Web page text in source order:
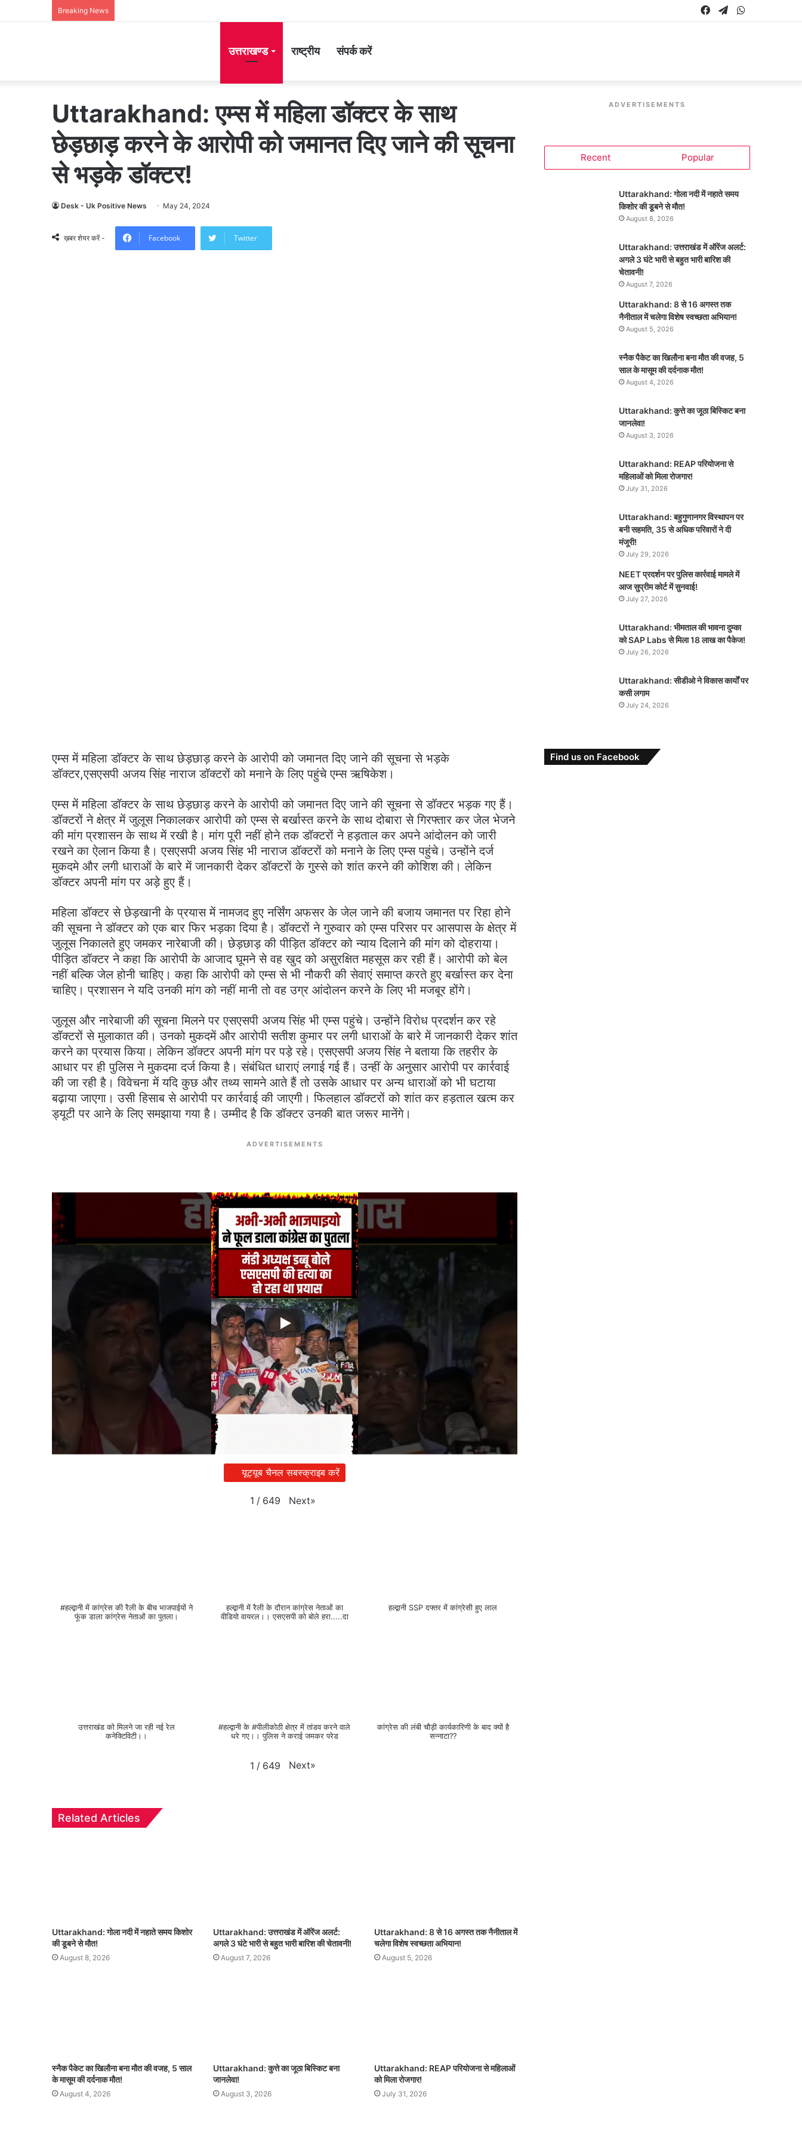
Breaking News Telegram
Facebook
उत्तराखण्ड राष्ट्रीय संपर्क करें
Uttarakhand: एम्स में महिला डॉक्टर के साथ
छेड़छाड़ करने के आरोपी को जमानत दिए जाने की सूचना
से भड़के डॉक्टर!
Desk - Uk Positive News May 24, 2024
ख़बर शेयर करें - Facebook Twitter
एम्स में महिला डॉक्टर के साथ छेड़छाड़ करने के आरोपी को जमानत दिए जाने की सूचना से भड़के
डॉक्टर,एसएसपी अजय सिंह नाराज डॉक्टरों को मनाने के लिए पहुंचे एम्स ऋषिकेश।
एम्स में महिला डॉक्टर के साथ छेड़छाड़ करने के आरोपी को जमानत दिए जाने की सूचना से डॉक्टर भड़क गए हैं।
डॉक्टरों ने क्षेत्र में जुलूस निकालकर आरोपी को एम्स से बर्खास्त करने के साथ दोबारा से गिरफ्तार कर जेल भेजने
की मांग प्रशासन के साथ में रखी है। मांग पूरी नहीं होने तक डॉक्टरों ने हड़ताल कर अपने आंदोलन को जारी
रखने का ऐलान किया है। एसएसपी अजय सिंह भी नाराज डॉक्टरों को मनाने के लिए एम्स पहुंचे। उन्होंने दर्ज
मुकदमे और लगी धाराओं के बारे में जानकारी देकर डॉक्टरों के गुस्से को शांत करने की कोशिश की। लेकिन
डॉक्टर अपनी मांग पर अड़े हुए हैं।
महिला डॉक्टर से छेड़खानी के प्रयास में नामजद हुए नर्सिंग अफसर के जेल जाने की बजाय जमानत पर रिहा होने
की सूचना ने डॉक्टर को एक बार फिर भड़का दिया है। डॉक्टरों ने गुरुवार को एम्स परिसर पर आसपास के क्षेत्र में
जुलूस निकालते हुए जमकर नारेबाजी की। छेड़छाड़ की पीड़ित डॉक्टर को न्याय दिलाने की मांग को दोहराया।
पीड़ित डॉक्टर ने कहा कि आरोपी के आजाद घूमने से वह खुद को असुरक्षित महसूस कर रही हैं। आरोपी को बेल
नहीं बल्कि जेल होनी चाहिए। कहा कि आरोपी को एम्स से भी नौकरी की सेवाएं समाप्त करते हुए बर्खास्त कर देना
चाहिए। प्रशासन ने यदि उनकी मांग को नहीं मानी तो वह उग्र आंदोलन करने के लिए भी मजबूर होंगे।
जुलूस और नारेबाजी की सूचना मिलने पर एसएसपी अजय सिंह भी एम्स पहुंचे। उन्होंने विरोध प्रदर्शन कर रहे
डॉक्टरों से मुलाकात की। उनको मुकदमें और आरोपी सतीश कुमार पर लगी धाराओं के बारे में जानकारी देकर शांत
करने का प्रयास किया। लेकिन डॉक्टर अपनी मांग पर पड़े रहे। एसएसपी अजय सिंह ने बताया कि तहरीर के
आधार पर ही पुलिस ने मुकदमा दर्ज किया है। संबंधित धाराएं लगाई गई हैं। उन्हीं के अनुसार आरोपी पर कार्रवाई
की जा रही है। विवेचना में यदि कुछ और तथ्य सामने आते हैं तो उसके आधार पर अन्य धाराओं को भी घटाया
बढ़ाया जाएगा। उसी हिसाब से आरोपी पर कार्रवाई की जाएगी। फिलहाल डॉक्टरों को शांत कर हड़ताल खत्म कर
ड्यूटी पर आने के लिए समझाया गया है। उम्मीद है कि डॉक्टर उनकी बात जरूर मानेंगे।
ADVERTISEMENTS
यूट्यूब चैनल सबस्क्राइब करें
1 / 649 Next»
#हल्द्वानी में कांग्रेस की रैली के बीच भाजपाईयों ने
फूंक डाला कांग्रेस नेताओं का पुतला।
हल्द्वानी में रैली के दौरान कांग्रेस नेताओं का
वीडियो वायरल।। एसएसपी को बोले हरा.....दा
हल्द्वानी SSP दफ्तर में कांग्रेसी हुए लाल
उत्तराखंड को मिलने जा रही नई रेल
कनेक्टिविटी।।
#हल्द्वानी के #पीलीकोठी क्षेत्र में तांडव करने वाले
धरे गए।। पुलिस ने कराई जमकर परेड
कांग्रेस की लंबी चौड़ी कार्यकारिणी के बाद क्यों है
सन्नाटा??
1 / 649 Next»
Related Articles
Uttarakhand: गोला नदी में नहाते समय किशोर
की डूबने से मौत!
August 8, 2026
Uttarakhand: उत्तराखंड में ऑरेंज अलर्ट:
अगले 3 घंटे भारी से बहुत भारी बारिश की चेतावनी!
August 7, 2026
Uttarakhand: 8 से 16 अगस्त तक नैनीताल में
चलेगा विशेष स्वच्छता अभियान!
August 5, 2026
स्नैक पैकेट का खिलौना बना मौत की वजह, 5 साल
के मासूम की दर्दनाक मौत!
August 4, 2026
Uttarakhand: कुत्ते का जूठा बिस्किट बना
जानलेवा!
August 3, 2026
Uttarakhand: REAP परियोजना से महिलाओं
को मिला रोजगार!
July 31, 2026
ADVERTISEMENTS
Recent Popular
Uttarakhand: गोला नदी में नहाते समय
किशोर की डूबने से मौत!
August 8, 2026
Uttarakhand: उत्तराखंड में ऑरेंज अलर्ट:
अगले 3 घंटे भारी से बहुत भारी बारिश की
चेतावनी!
August 7, 2026
Uttarakhand: 8 से 16 अगस्त तक
नैनीताल में चलेगा विशेष स्वच्छता अभियान!
August 5, 2026
स्नैक पैकेट का खिलौना बना मौत की वजह, 5
साल के मासूम की दर्दनाक मौत!
August 4, 2026
Uttarakhand: कुत्ते का जूठा बिस्किट बना
जानलेवा!
August 3, 2026
Uttarakhand: REAP परियोजना से
महिलाओं को मिला रोजगार!
July 31, 2026
Uttarakhand: बहुगुणानगर विस्थापन पर
बनी सहमति, 35 से अधिक परिवारों ने दी
मंजूरी!
July 29, 2026
NEET प्रदर्शन पर पुलिस कार्रवाई मामले में
आज सुप्रीम कोर्ट में सुनवाई!
July 27, 2026
Uttarakhand: भीमताल की भावना दुम्का
को SAP Labs से मिला 18 लाख का पैकेज!
July 26, 2026
Uttarakhand: सीडीओ ने विकास कार्यों पर
कसी लगाम
July 24, 2026
Find us on Facebook